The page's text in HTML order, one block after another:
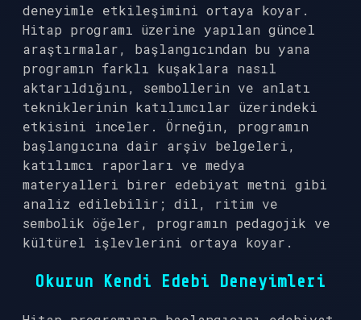
deneyimle etkileşimini ortaya koyar.
Hitap programı üzerine yapılan güncel
araştırmalar, başlangıcından bu yana
programın farklı kuşaklara nasıl
aktarıldığını, sembollerin ve anlatı
tekniklerinin katılımcılar üzerindeki
etkisini inceler. Örneğin, programın
başlangıcına dair arşiv belgeleri,
katılımcı raporları ve medya
materyalleri birer edebiyat metni gibi
analiz edilebilir; dil, ritim ve
sembolik öğeler, programın pedagojik ve
kültürel işlevlerini ortaya koyar.
Okurun Kendi Edebi Deneyimleri